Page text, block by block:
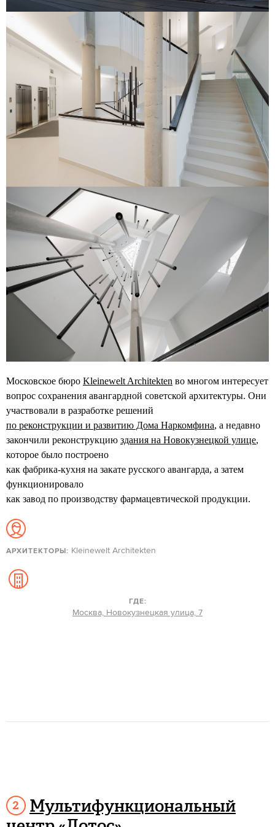
Московское бюро Kleinewelt Architekten во многом интересует
вопрос сохранения авангардной советской архитектуры. Они
участвовали в разработке решений
по реконструкции и развитию Дома Наркомфина, а недавно
закончили реконструкцию здания на Новокузнецкой улице,
которое было построено
как фабрика-кухня на закате русского авангарда, а затем
функционировало
как завод по производству фармацевтической продукции.
АРХИТЕКТОРЫ: Kleinewelt Architekten
ГДЕ:
Москва, Новокузнецкая улица, 7
Мультифункциональный